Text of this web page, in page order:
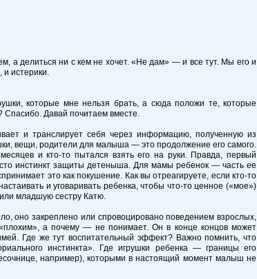
а делиться ни с кем не хочет. «Не дам» — и все тут. Мы его и
и истерики.
которые мне нельзя брать, а сюда положи те, которые
Спасибо. Давай почитаем вместе.
и транслирует себя через информацию, полученную из
вещи, родители для малыша — это продолжение его самого.
и кто-то пытался взять его на руки. Правда, первый
инстинкт защиты детеныша. Для мамы ребенок — часть ее
это как покушение. Как вы отреагируете, если кто-то
и уговаривать ребенка, чтобы что-то ценное («мое»)
младшую сестру Катю.
оно закреплено или спровоцировано поведением взрослых,
а почему — не понимает. Он в конце концов может
Где же тут воспитательный эффект? Важно помнить, что
инстинкта». Где игрушки ребенка — границы его
например), которыми в настоящий момент малыш не